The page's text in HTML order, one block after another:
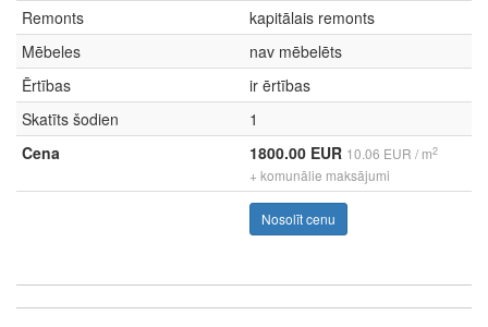
Remonts
kapitālais remonts
Mēbeles
nav mēbelēts
Ērtības
ir ērtības
Skatīts šodien
1
Cena
1800.00 EUR 10.06 EUR / m2
+ komunālie maksājumi
Nosolīt cenu